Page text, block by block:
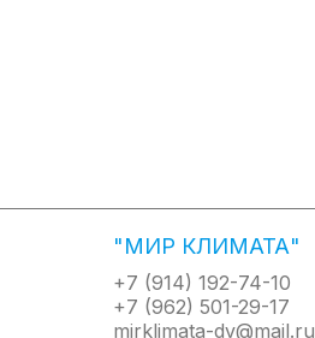
"МИР КЛИМАТА"
+7 (914) 192-74-10
+7 (962) 501-29-17
mirklimata-dv@mail.ru